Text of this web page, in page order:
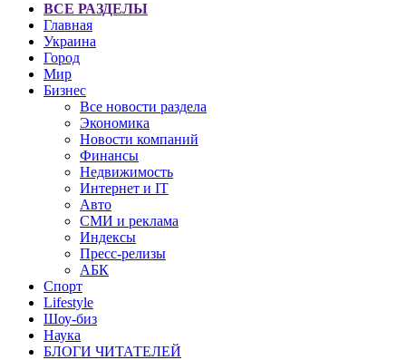
ВСЕ РАЗДЕЛЫ
Главная
Украина
Город
Мир
Бизнес
Все новости раздела
Экономика
Новости компаний
Финансы
Недвижимость
Интернет и IT
Авто
СМИ и реклама
Индексы
Пресс-релизы
АБК
Спорт
Lifestyle
Шоу-биз
Наука
БЛОГИ ЧИТАТЕЛЕЙ